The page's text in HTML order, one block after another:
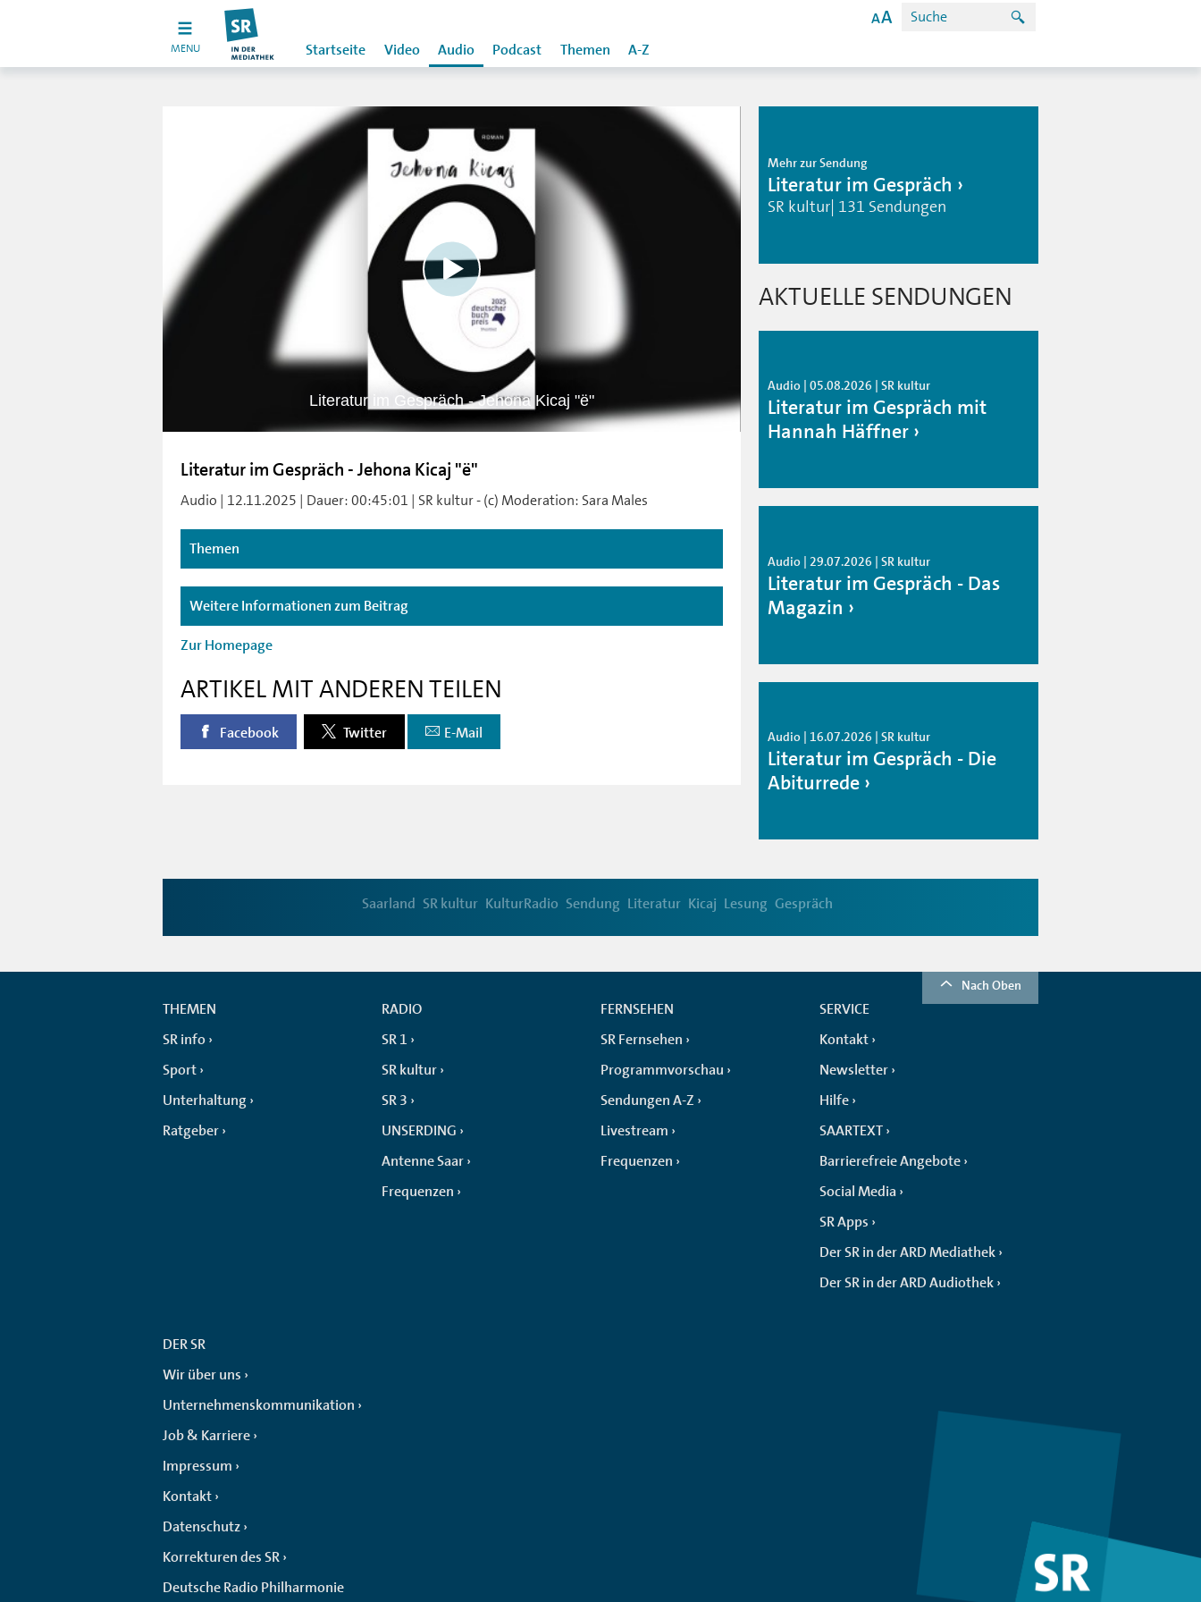
MENU Startseite Video Audio Podcast Themen A-Z
Literatur im Gespräch - Jehona Kicaj "ë"
Literatur im Gespräch - Jehona Kicaj "ë"
Audio | 12.11.2025 | Dauer: 00:45:01 | SR kultur - (c) Moderation: Sara Males
Themen
Weitere Informationen zum Beitrag
Zur Homepage
ARTIKEL MIT ANDEREN TEILEN
Facebook Twitter E-Mail
Mehr zur Sendung
Literatur im Gespräch
SR kultur| 131 Sendungen
AKTUELLE SENDUNGEN
Audio | 05.08.2026 | SR kultur
Literatur im Gespräch mit
Hannah Häffner
Audio | 29.07.2026 | SR kultur
Literatur im Gespräch - Das
Magazin
Audio | 16.07.2026 | SR kultur
Literatur im Gespräch - Die
Abiturrede
Saarland SR kultur KulturRadio Sendung Literatur Kicaj Lesung Gespräch
Nach Oben
THEMEN
SR info
Sport
Unterhaltung
Ratgeber
RADIO
SR 1
SR kultur
SR 3
UNSERDING
Antenne Saar
Frequenzen
FERNSEHEN
SR Fernsehen
Programmvorschau
Sendungen A-Z
Livestream
Frequenzen
SERVICE
Kontakt
Newsletter
Hilfe
SAARTEXT
Barrierefreie Angebote
Social Media
SR Apps
Der SR in der ARD Mediathek
Der SR in der ARD Audiothek
DER SR
Wir über uns
Unternehmenskommunikation
Job & Karriere
Impressum
Kontakt
Datenschutz
Korrekturen des SR
Deutsche Radio Philharmonie